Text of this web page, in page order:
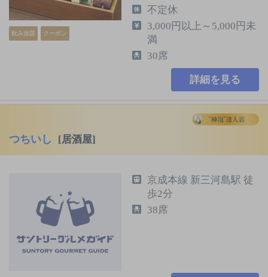
飲み放題 クーポン
不定休
3,000円以上～5,000円未
満
30席
詳細を見る
つちいし [居酒屋]
京成本線 新三河島駅 徒
歩2分
38席